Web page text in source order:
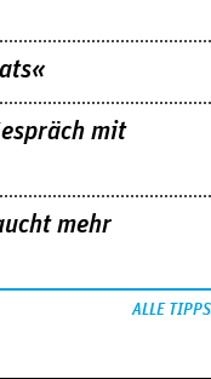
mit
mehr
ALLE TIPPS